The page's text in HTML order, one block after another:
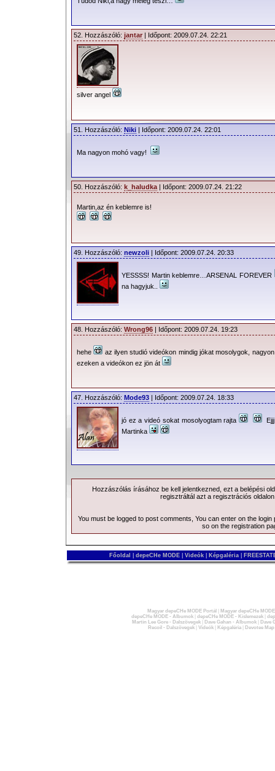
52. Hozzászóló: jantar | Időpont: 2009.07.24. 22:21
silver angel
51. Hozzászóló: Niki | Időpont: 2009.07.24. 22:01
Ma nagyon mohó vagy!
50. Hozzászóló: k_haludka | Időpont: 2009.07.24. 21:22
Martin,az én keblemre is!
49. Hozzászóló: newzoli | Időpont: 2009.07.24. 20:33
YESSSS! Martin keblemre…ARSENAL FOREVER
na hagyjuk..
48. Hozzászóló: Wrong96 | Időpont: 2009.07.24. 19:23
hehe
az ilyen studió videókon mindig jókat mosolygok,
ezeken a videókon ez jön át
47. Hozzászóló: Mode93 | Időpont: 2009.07.24. 18:33
jó ez a videó sokat mosolyogtam rajta
Ejjj
Martinka
Hozzászólás írásához be kell jelentkezned, ezt a belépési
regisztráltál azt a regisztrációs
You must be logged to post comments, You can enter on the login
so on the registration
Főoldal depeCHe MODE Videók Képgaléria
Magyar depeCHe MODE Portál
Magyar depeCHe
depeCHe MODE - Albumok| depeCHe MODE - Kislemezek|
Martin Lee Gore - Dalszövegek| Dave Gahan - Albumok|
Dave
Recoil - Dalszövegek| Videók| Képgaléria| Devotee Map